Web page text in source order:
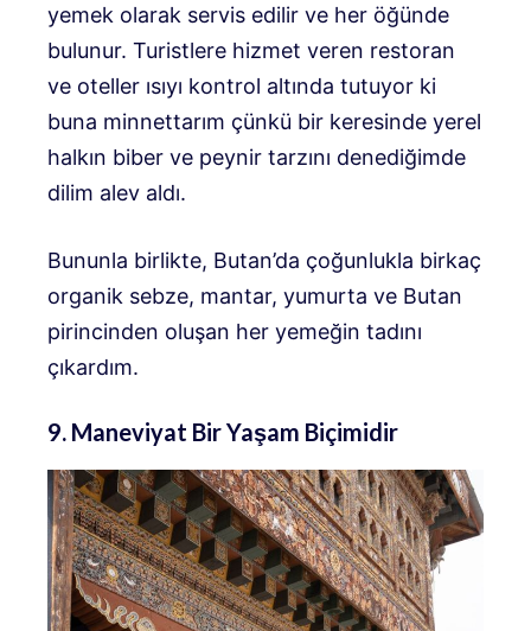
yemek olarak servis edilir ve her öğünde
bulunur. Turistlere hizmet veren restoran
ve oteller ısıyı kontrol altında tutuyor ki
buna minnettarım çünkü bir keresinde yerel
halkın biber ve peynir tarzını denediğimde
dilim alev aldı.
Bununla birlikte, Butan’da çoğunlukla birkaç
organik sebze, mantar, yumurta ve Butan
pirincinden oluşan her yemeğin tadını
çıkardım.
9. Maneviyat Bir Yaşam Biçimidir